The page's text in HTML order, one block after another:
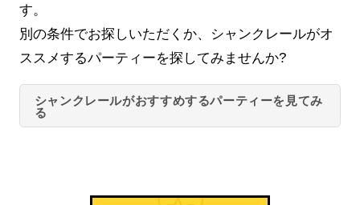
す。
別の条件でお探しいただくか、シャンクレールがオ
ススメするパーティーを探してみませんか?
シャンクレールがおすすめするパーティーを見てみ
る